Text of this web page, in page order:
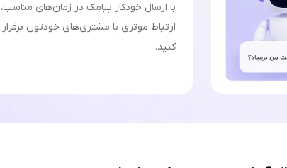
با ارسال خودکار پیامک در زمان‌های مناسب،
ارتباط موثری با مشتری‌های خودتون برقرار
کنید.